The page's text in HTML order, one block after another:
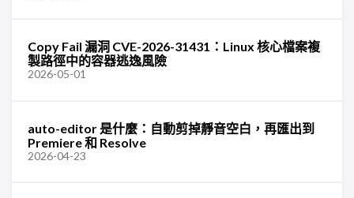
Copy Fail 漏洞 CVE-2026-31431：Linux 核心檔案複
製路徑中的容器逃逸風險
2026-05-01
auto-editor 是什麼：自動剪掉靜音空白，再匯出到
Premiere 和 Resolve
2026-04-23